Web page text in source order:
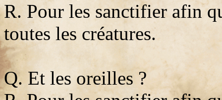
R. Pour les sanctifier afin
toutes les créatures.
Q. Et les oreilles ?